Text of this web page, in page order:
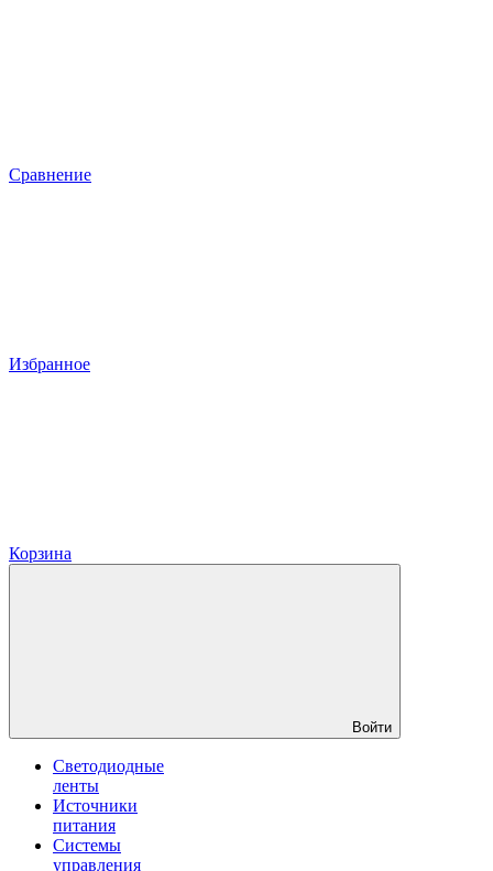
Сравнение
Избранное
Корзина
Войти
Светодиодные
ленты
Источники
питания
Системы
управления